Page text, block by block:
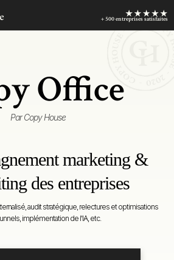
+ 500 entreprises satisfaites
Office
Par Copy House
marketing &
des entreprises
audit stratégique, relectures et optimisations
implémentation de l'IA, etc.